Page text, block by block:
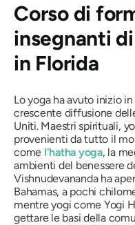
Corso di
insegnanti
in Florida
Lo yoga ha avuto inizio
crescente diffusione
Uniti. Maestri spirituali,
provenienti da tutto il
come l'hatha yoga, la
ambienti del benessere
Vishnudevananda ha
Bahamas, a pochi
mentre yogi come Yogi
gettare le basi della